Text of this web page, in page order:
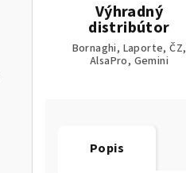
Výhradný
distribútor
Bornaghi, Laporte, ČZ,
AlsaPro, Gemini
Popis